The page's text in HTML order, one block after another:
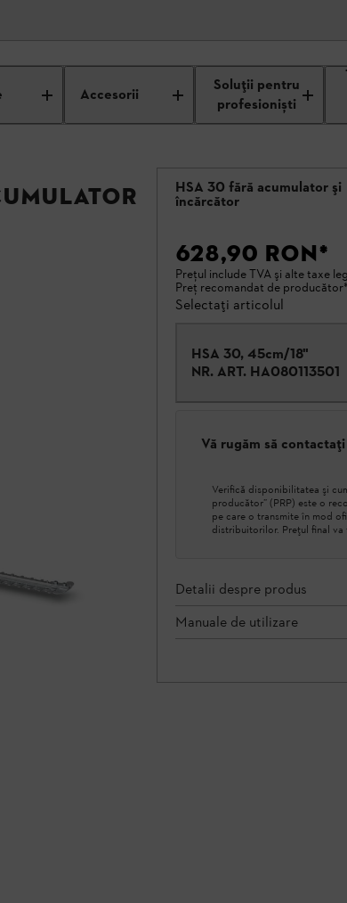
Accesorii
Soluții pentru
profesioniști
HSA 30 fără acumulator şi
încărcător
628,90 RON*
Preţul include TVA şi alte taxe
Preţ recomandat de producător*
Selectați articolul
HSA 30, 45cm/18"
NR. ART. HA080113501
Vă rugăm să
Verifică disponibilitatea şi
producător” (PRP) este o
pe care o transmite în mod
distribuitorilor. Prețul final va
Detalii despre produs
Manuale de utilizare